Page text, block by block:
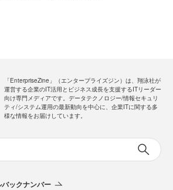
「EnterpriseZine」（エンタープライズジン）は、翔泳社が
運営する企業のIT活用とビジネス成長を支援するITリーダー
向け専門メディアです。データテクノロジー/情報セキュリ
ティ/システム運用の最新動向を中心に、企業ITに関する多
様な情報をお届けしています。
バックナンバー